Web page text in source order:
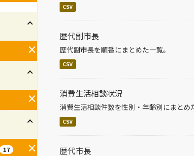
17
CSV
歴代副市長
歴代副市長を順番にまとめた一覧。
CSV
消費生活相談状況
消費生活相談件数を性別・年齢別にまとめ
CSV
歴代市長